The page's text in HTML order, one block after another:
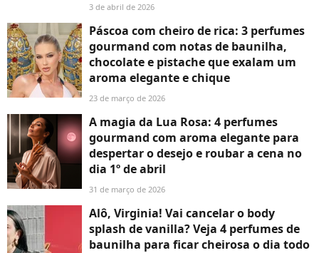
3 de abril de 2026
Páscoa com cheiro de rica: 3 perfumes
gourmand com notas de baunilha,
chocolate e pistache que exalam um
aroma elegante e chique
23 de março de 2026
A magia da Lua Rosa: 4 perfumes
gourmand com aroma elegante para
despertar o desejo e roubar a cena no
dia 1º de abril
31 de março de 2026
Alô, Virginia! Vai cancelar o body
splash de vanilla? Veja 4 perfumes de
baunilha para ficar cheirosa o dia todo